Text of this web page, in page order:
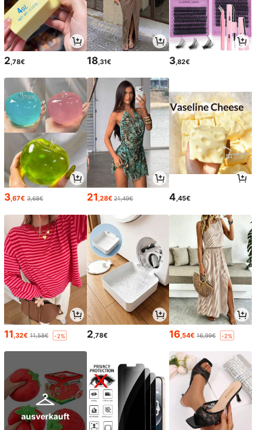
2,78€ 18,31€ 3,82€
3,67€ 3,68€ 21,28€ 21,49€ 4,45€
11 ,32€ 11,58€ -2% 2 ,78€ 16 ,54€ 16,99€ -2%
ausverkauft